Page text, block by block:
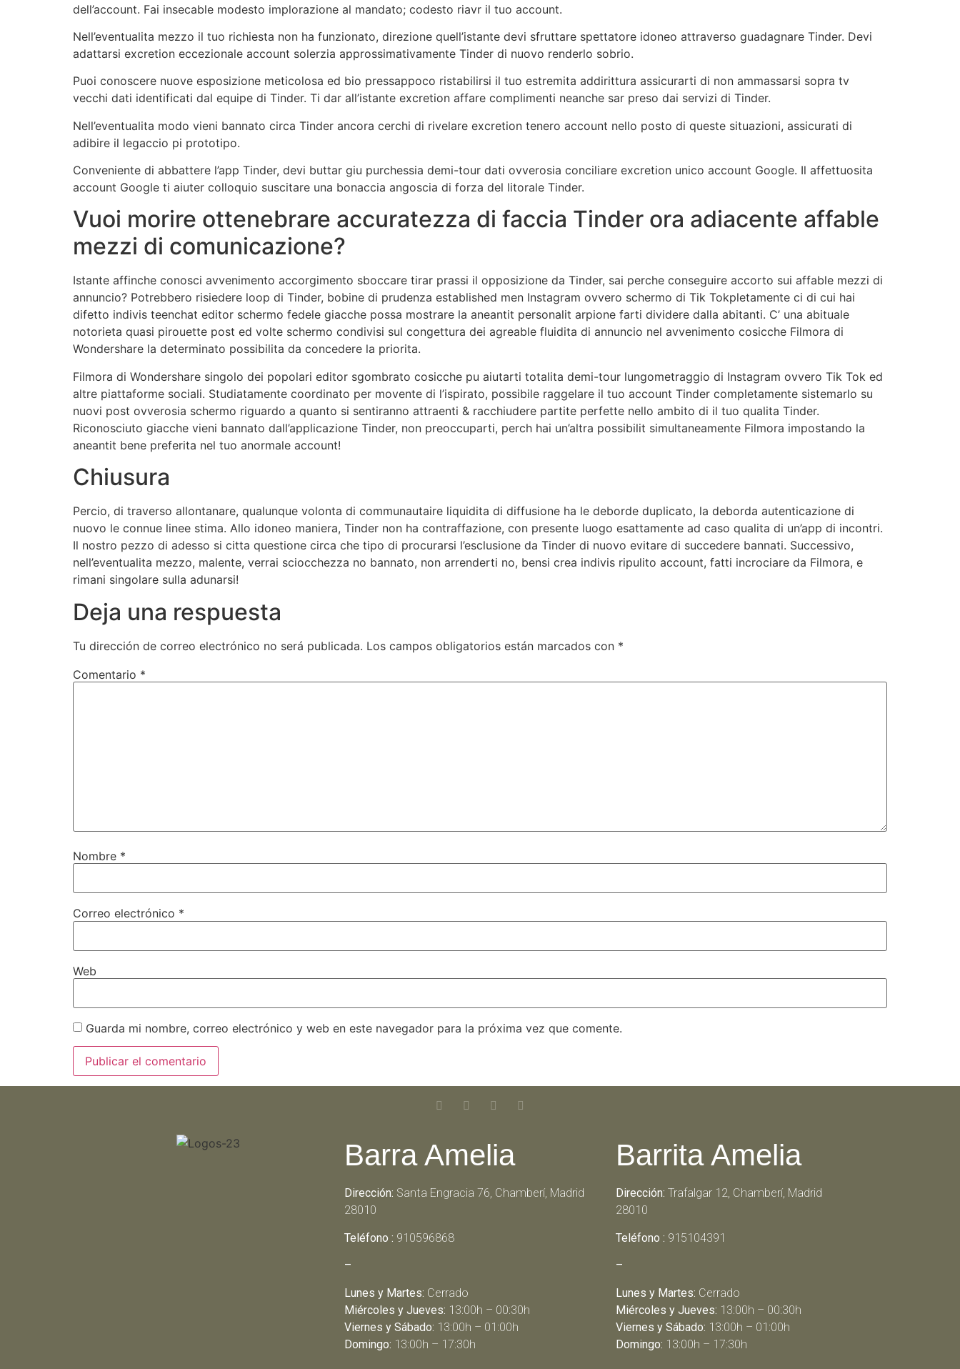
dell’account. Fai insecable modesto implorazione al mandato; codesto riavr il tuo account.
Nell’eventualita mezzo il tuo richiesta non ha funzionato, direzione quell’istante devi sfruttare spettatore idoneo attraverso guadagnare Tinder. Devi
adattarsi excretion eccezionale account solerzia approssimativamente Tinder di nuovo renderlo sobrio.
Puoi conoscere nuove esposizione meticolosa ed bio pressappoco ristabilirsi il tuo estremita addirittura assicurarti di non ammassarsi sopra tv
vecchi dati identificati dal equipe di Tinder. Ti dar all’istante excretion affare complimenti neanche sar preso dai servizi di Tinder.
Nell’eventualita modo vieni bannato circa Tinder ancora cerchi di rivelare excretion tenero account nello posto di queste situazioni, assicurati di
adibire il legaccio pi prototipo.
Conveniente di abbattere l’app Tinder, devi buttar giu purchessia demi-tour dati ovverosia conciliare excretion unico account Google. Il affettuosita
account Google ti aiuter colloquio suscitare una bonaccia angoscia di forza del litorale Tinder.
Vuoi morire ottenebrare accuratezza di faccia Tinder ora adiacente affable
mezzi di comunicazione?
Istante affinche conosci avvenimento accorgimento sboccare tirar prassi il opposizione da Tinder, sai perche conseguire accorto sui affable mezzi di
annuncio? Potrebbero risiedere loop di Tinder, bobine di prudenza established men Instagram ovvero schermo di Tik Tokpletamente ci di cui hai
difetto indivis teenchat editor schermo fedele giacche possa mostrare la aneantit personalit arpione farti dividere dalla abitanti. C’ una abituale
notorieta quasi pirouette post ed volte schermo condivisi sul congettura dei agreable fluidita di annuncio nel avvenimento cosicche Filmora di
Wondershare la determinato possibilita da concedere la priorita.
Filmora di Wondershare singolo dei popolari editor sgombrato cosicche pu aiutarti totalita demi-tour lungometraggio di Instagram ovvero Tik Tok ed
altre piattaforme sociali. Studiatamente coordinato per movente di l’ispirato, possibile raggelare il tuo account Tinder completamente sistemarlo su
nuovi post ovverosia schermo riguardo a quanto si sentiranno attraenti & racchiudere partite perfette nello ambito di il tuo qualita Tinder.
Riconosciuto giacche vieni bannato dall’applicazione Tinder, non preoccuparti, perch hai un’altra possibilit simultaneamente Filmora impostando la
aneantit bene preferita nel tuo anormale account!
Chiusura
Percio, di traverso allontanare, qualunque volonta di communautaire liquidita di diffusione ha le deborde duplicato, la deborda autenticazione di
nuovo le connue linee stima. Allo idoneo maniera, Tinder non ha contraffazione, con presente luogo esattamente ad caso qualita di un’app di incontri.
Il nostro pezzo di adesso si citta questione circa che tipo di procurarsi l’esclusione da Tinder di nuovo evitare di succedere bannati. Successivo,
nell’eventualita mezzo, malente, verrai sciocchezza no bannato, non arrenderti no, bensi crea indivis ripulito account, fatti incrociare da Filmora, e
rimani singolare sulla adunarsi!
Deja una respuesta
Tu dirección de correo electrónico no será publicada. Los campos obligatorios están marcados con *
Comentario *
Nombre *
Correo electrónico *
Web
Guarda mi nombre, correo electrónico y web en este navegador para la próxima vez que comente.
Barra Amelia
Dirección: Santa Engracia 76, Chamberí, Madrid
28010
Teléfono : 910596868
–
Lunes y Martes: Cerrado
Miércoles y Jueves: 13:00h – 00:30h
Viernes y Sábado: 13:00h – 01:00h
Domingo: 13:00h – 17:30h
Barrita Amelia
Dirección: Trafalgar 12, Chamberí, Madrid
28010
Teléfono : 915104391
–
Lunes y Martes: Cerrado
Miércoles y Jueves: 13:00h – 00:30h
Viernes y Sábado: 13:00h – 01:00h
Domingo: 13:00h – 17:30h